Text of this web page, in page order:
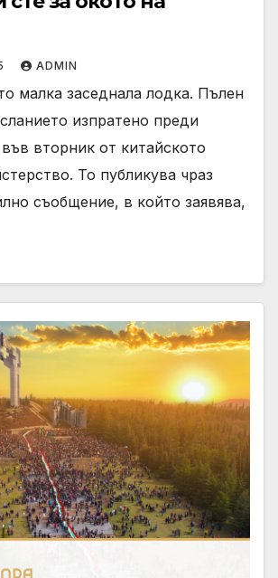
ADMIN
малка заседнала лодка. Пълен
изпратено преди
вторник от китайското
То публикува чраз
съобщение, в който заявява,